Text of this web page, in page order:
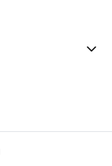
0. Zobacz